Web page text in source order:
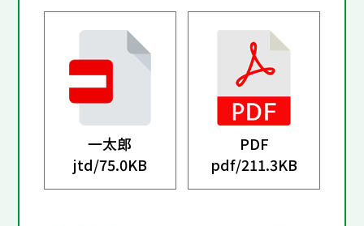
一太郎
jtd/75.0KB
PDF
pdf/211.3KB